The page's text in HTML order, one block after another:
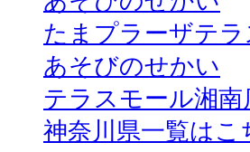
たまプラーザテラ
あそびのせかい
テラスモール湘南
神奈川県一覧はこ